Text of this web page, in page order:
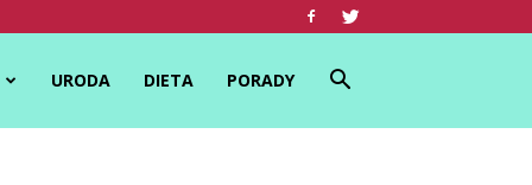
URODA DIETA PORADY